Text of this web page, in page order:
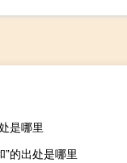
是哪里
”的出处是哪里